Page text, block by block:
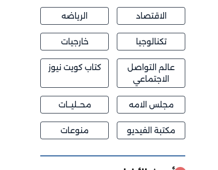
الاقتصاد الرياضه
تكنالوجيا خارجيات
عالم التواصل
الاجتماعي
كتاب كويت نيوز
مجلس الامه محــليــات
مكتبة الفيديو منوعات